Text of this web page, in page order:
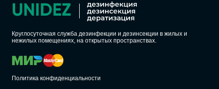
Круглосуточная служба дезинфекции и дезинсекции в жилых и
нежилых помещениях, на открытых пространствах.
Политика конфиденциальности